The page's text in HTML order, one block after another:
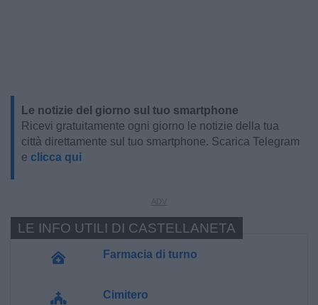
Le notizie del giorno sul tuo smartphone
Ricevi gratuitamente ogni giorno le notizie della tua
città direttamente sul tuo smartphone. Scarica Telegram
e clicca qui
Farmacia di turno
Cimitero
LE INFO UTILI DI CASTELLANETA